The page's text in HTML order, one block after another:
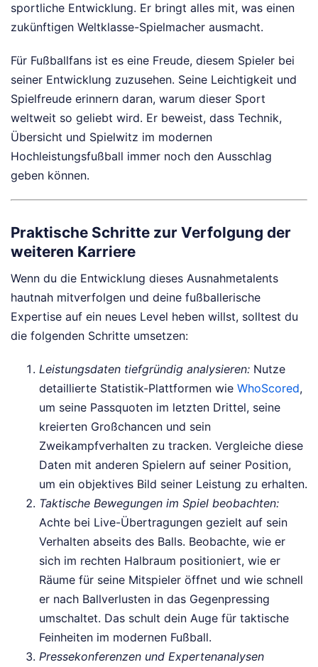
sportliche Entwicklung. Er bringt alles mit, was einen
zukünftigen Weltklasse-Spielmacher ausmacht.
Für Fußballfans ist es eine Freude, diesem Spieler bei
seiner Entwicklung zuzusehen. Seine Leichtigkeit und
Spielfreude erinnern daran, warum dieser Sport
weltweit so geliebt wird. Er beweist, dass Technik,
Übersicht und Spielwitz im modernen
Hochleistungsfußball immer noch den Ausschlag
geben können.
Praktische Schritte zur Verfolgung der
weiteren Karriere
Wenn du die Entwicklung dieses Ausnahmetalents
hautnah mitverfolgen und deine fußballerische
Expertise auf ein neues Level heben willst, solltest du
die folgenden Schritte umsetzen:
Leistungsdaten tiefgründig analysieren: Nutze
detaillierte Statistik-Plattformen wie WhoScored,
um seine Passquoten im letzten Drittel, seine
kreierten Großchancen und sein
Zweikampfverhalten zu tracken. Vergleiche diese
Daten mit anderen Spielern auf seiner Position,
um ein objektives Bild seiner Leistung zu erhalten.
Taktische Bewegungen im Spiel beobachten:
Achte bei Live-Übertragungen gezielt auf sein
Verhalten abseits des Balls. Beobachte, wie er
sich im rechten Halbraum positioniert, wie er
Räume für seine Mitspieler öffnet und wie schnell
er nach Ballverlusten in das Gegenpressing
umschaltet. Das schult dein Auge für taktische
Feinheiten im modernen Fußball.
Pressekonferenzen und Expertenanalysen